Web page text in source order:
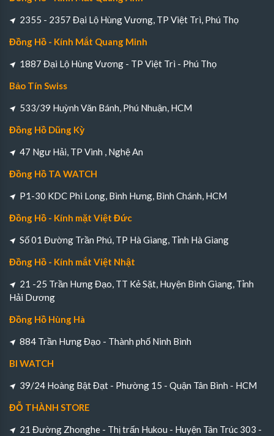
2355 - 2357 Đại Lộ Hùng Vương, TP Việt Trì, Phú Thọ
Đồng Hồ - Kính Mắt Quang Minh
1887 Đại Lộ Hùng Vương - TP Việt Trì - Phú Thọ
Bảo Tín Swiss
533/39 Huỳnh Văn Bánh, Phú Nhuận, HCM
Đồng Hồ Dũng Kỳ
47 Ngư Hải, TP Vinh , Nghệ An
Đồng Hồ TA WATCH
P1-30 KDC Phi Long, Bình Hưng, Bình Chánh, HCM
Đồng Hồ - Kính mặt Việt Đức
Số 01 Đường Trần Phú, TP Hà Giang, Tỉnh Hà Giang
Đồng Hồ - Kính mắt Việt Nhật
21 -25 Trần Hưng Đạo, TT Kẻ Sặt, Huyện Bình Giang, Tỉnh
Hải Dương
Đồng Hồ Hùng Hà
884 Trần Hưng Đạo - Thành phố Ninh Bình
BI WATCH
39/24 Hoàng Bật Đạt - Phường 15 - Quận Tân Bình - HCM
ĐỖ THÀNH STORE
21 Đường Zhonghe - Thị trấn Hukou - Huyện Tân Trúc 303 -